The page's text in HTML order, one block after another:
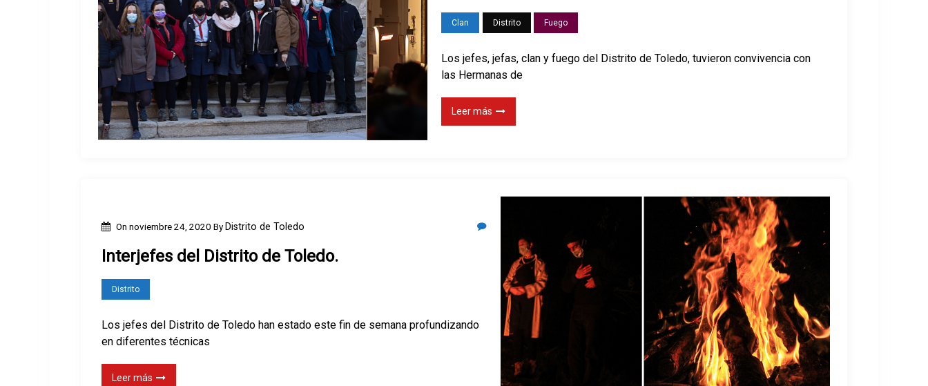
Clan Distrito Fuego
Los jefes, jefas, clan y fuego del Distrito de Toledo, tuvieron convivencia con
las Hermanas de
Leer más
On noviembre 24, 2020 By Distrito de Toledo
Interjefes del Distrito de Toledo.
Distrito
Los jefes del Distrito de Toledo han estado este fin de semana profundizando
en diferentes técnicas
Leer más